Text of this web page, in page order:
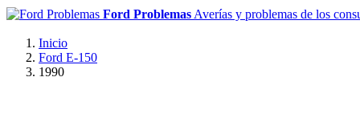
Ford Problemas Averías y problemas de los
Inicio
Ford E-150
1990